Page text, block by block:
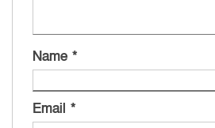
Name *
Email *